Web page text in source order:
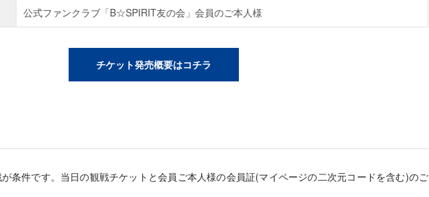
公式ファンクラブ「B☆SPIRIT友の会」会員のご本人様
チケット発売概要はコチラ
条件です。当日の観戦チケットと会員ご本人様の会員証(マイページの二次元コードを含む)のご